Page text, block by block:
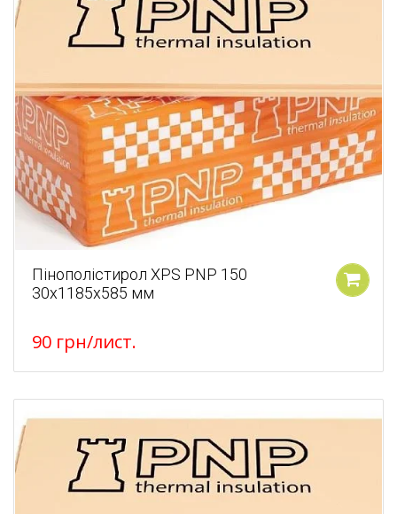
Пінополістирол XPS PNP 150
30х1185х585 мм
90 грн/лист.